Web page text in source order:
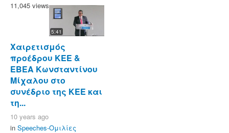
11,045 views
5:41
Χαιρετισμός
προέδρου ΚΕΕ &
ΕΒΕΑ Κωνσταντίνου
Μίχαλου στο
συνέδριο της ΚΕΕ και
τη...
10 years ago
in Speeches-Ομιλίες